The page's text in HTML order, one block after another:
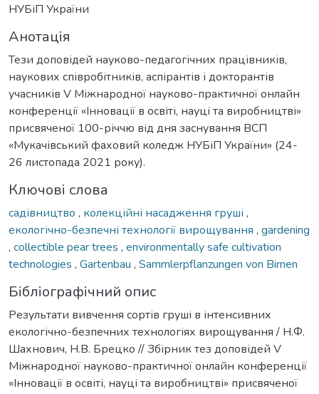
НУБіП України
Анотація
Тези доповідей науково-педагогічних працівників,
наукових співробітників, аспірантів і докторантів
учасників V Міжнародної науково-практичної онлайн
конференції «Інновації в освіті, науці та виробництві»
присвяченої 100-річчю від дня заснування ВСП
«Мукачівський фаховий коледж НУБіП України» (24-
26 листопада 2021 року).
Ключові слова
садівництво , колекційні насадження груші ,
екологічно-безпечні технології вирощування , gardening
, collectible pear trees , environmentally safe cultivation
technologies , Gartenbau , Sammlerpflanzungen von Birnen
Бібліографічний опис
Результати вивчення сортів груші в інтенсивних
екологічно-безпечних технологіях вирощування / Н.Ф.
Шахнович, Н.В. Брецко // Збірник тез доповідей V
Міжнародної науково-практичної онлайн конференції
«Інновації в освіті, науці та виробництві» присвяченої